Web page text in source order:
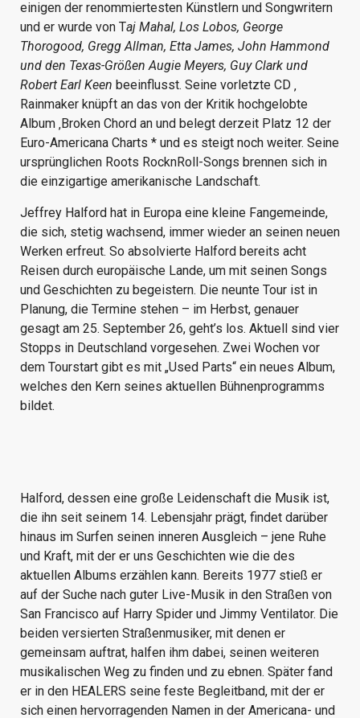
einigen der renommiertesten Künstlern und Songwritern
und er wurde von Taj Mahal, Los Lobos, George
Thorogood, Gregg Allman, Etta James, John Hammond
und den Texas-Größen Augie Meyers, Guy Clark und
Robert Earl Keen beeinflusst. Seine vorletzte CD ‚
Rainmaker knüpft an das von der Kritik hochgelobte
Album ‚Broken Chord an und belegt derzeit Platz 12 der
Euro-Americana Charts * und es steigt noch weiter. Seine
ursprünglichen Roots RocknRoll-Songs brennen sich in
die einzigartige amerikanische Landschaft.
Jeffrey Halford hat in Europa eine kleine Fangemeinde,
die sich, stetig wachsend, immer wieder an seinen neuen
Werken erfreut. So absolvierte Halford bereits acht
Reisen durch europäische Lande, um mit seinen Songs
und Geschichten zu begeistern. Die neunte Tour ist in
Planung, die Termine stehen – im Herbst, genauer
gesagt am 25. September 26, geht’s los. Aktuell sind vier
Stopps in Deutschland vorgesehen. Zwei Wochen vor
dem Tourstart gibt es mit „Used Parts“ ein neues Album,
welches den Kern seines aktuellen Bühnenprogramms
bildet.
Halford, dessen eine große Leidenschaft die Musik ist,
die ihn seit seinem 14. Lebensjahr prägt, findet darüber
hinaus im Surfen seinen inneren Ausgleich – jene Ruhe
und Kraft, mit der er uns Geschichten wie die des
aktuellen Albums erzählen kann. Bereits 1977 stieß er
auf der Suche nach guter Live-Musik in den Straßen von
San Francisco auf Harry Spider und Jimmy Ventilator. Die
beiden versierten Straßenmusiker, mit denen er
gemeinsam auftrat, halfen ihm dabei, seinen weiteren
musikalischen Weg zu finden und zu ebnen. Später fand
er in den HEALERS seine feste Begleitband, mit der er
sich einen hervorragenden Namen in der Americana- und